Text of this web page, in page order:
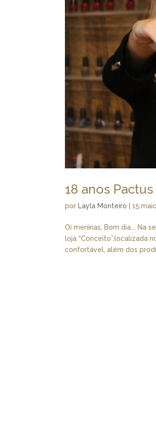
18 anos Pactus
por Layla Monteiro |
Oi meninas, Bom dia…. Na
loja “Conceito”,localizada
confortável, além dos